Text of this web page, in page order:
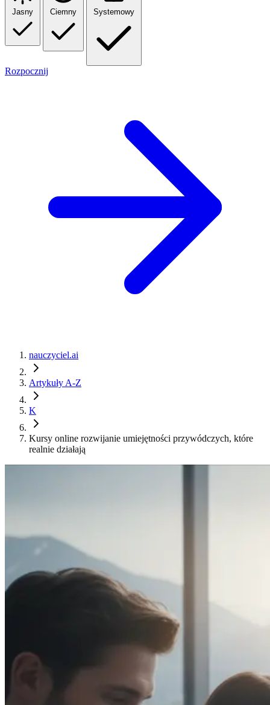
Jasny Ciemny Systemowy
Rozpocznij
nauczyciel.ai
Artykuły A-Z
K
Kursy online rozwijanie umiejętności przywódczych, które
realnie działają